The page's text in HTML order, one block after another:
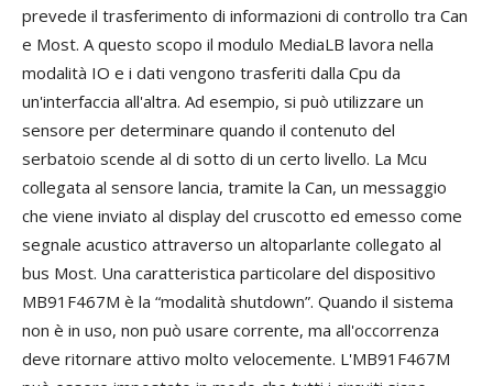
prevede il trasferimento di informazioni di controllo tra Can
e Most. A questo scopo il modulo MediaLB lavora nella
modalità IO e i dati vengono trasferiti dalla Cpu da
un'interfaccia all'altra. Ad esempio, si può utilizzare un
sensore per determinare quando il contenuto del
serbatoio scende al di sotto di un certo livello. La Mcu
collegata al sensore lancia, tramite la Can, un messaggio
che viene inviato al display del cruscotto ed emesso come
segnale acustico attraverso un altoparlante collegato al
bus Most. Una caratteristica particolare del dispositivo
MB91F467M è la “modalità shutdown”. Quando il sistema
non è in uso, non può usare corrente, ma all'occorrenza
deve ritornare attivo molto velocemente. L'MB91F467M